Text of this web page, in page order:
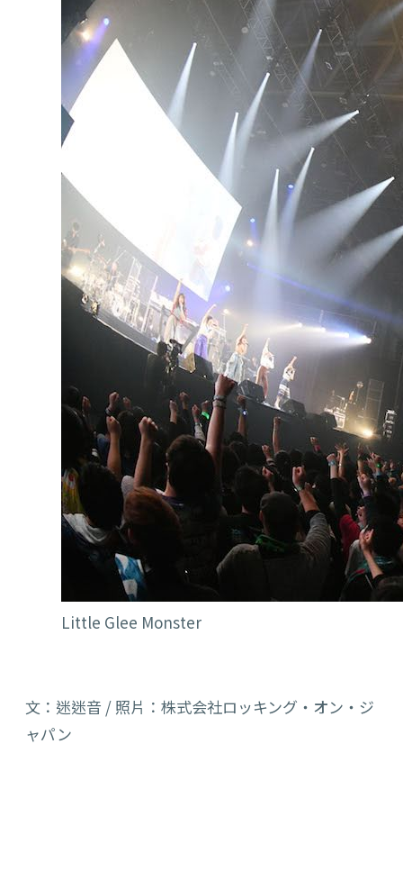
Little Glee Monster
文：迷迷音 / 照片：株式会社ロッキング・オン・ジ
ャパン